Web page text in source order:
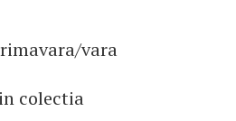
vara
colectia